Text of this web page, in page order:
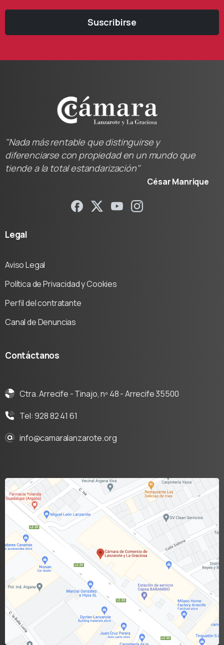
Suscribirse
"Nada más rentable que distinguirse y
diferenciarse con propiedad en un mundo que
tiende a la total estandarización"
César Manrique
Legal
Aviso Legal
Política de Privacidad y Cookies
Perfil del contratante
Canal de Denuncias
Contáctanos
Ctra. Arrecife - Tinajo, nº 48 - Arrecife 35500
Tel: 928 82 41 61
info@camaralanzarote.org